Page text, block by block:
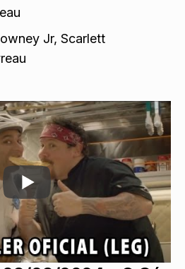
Jr, Scarlett